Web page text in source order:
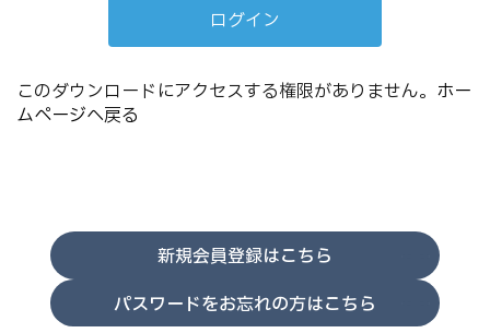
このダウンロードにアクセスする権限がありません。 ホー
ムページへ戻る
新規会員登録はこちら
パスワードをお忘れの方はこちら